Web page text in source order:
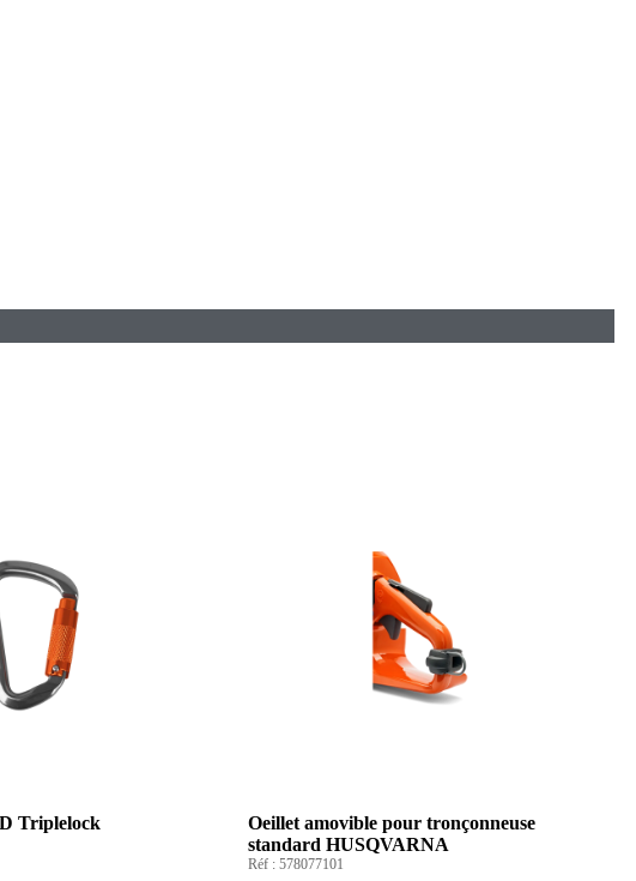
Triplelock
Oeillet amovible pour tronçonneuse
standard HUSQVARNA
Réf :578077101